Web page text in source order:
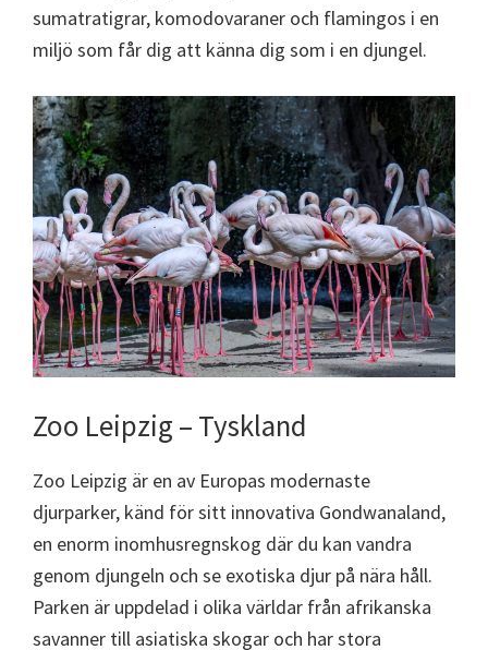
sumatratigrar, komodovaraner och flamingos i en
miljö som får dig att känna dig som i en djungel.
Zoo Leipzig – Tyskland
Zoo Leipzig är en av Europas modernaste
djurparker, känd för sitt innovativa Gondwanaland,
en enorm inomhusregnskog där du kan vandra
genom djungeln och se exotiska djur på nära håll.
Parken är uppdelad i olika världar från afrikanska
savanner till asiatiska skogar och har stora